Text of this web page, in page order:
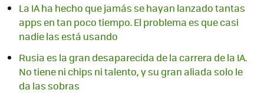
La IA ha hecho que jamás se hayan lanzado tantas
apps en tan poco tiempo. El problema es que casi
nadie las está usando
Rusia es la gran desaparecida de la carrera de la IA.
No tiene ni chips ni talento, y su gran aliada solo le
da las sobras